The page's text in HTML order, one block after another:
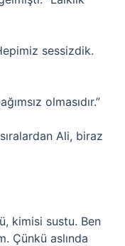
sessizdik.
olmasıdır.”
Ali, biraz
kimisi sustu. Ben
Çünkü aslında